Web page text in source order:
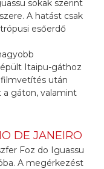
sokak szerint
A hatást csak
esőerdő
Itaipu-gáthoz
filmvetítés után
a gáton, valamint
DE JANEIRO
Foz do Iguassu
A megérkezést